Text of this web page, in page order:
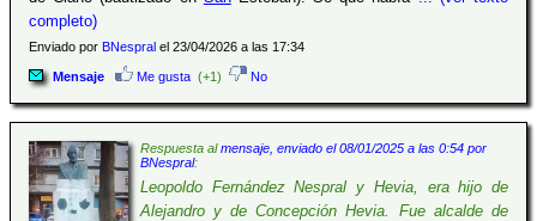
completo)
Enviado por BNespral el 23/04/2026 a las 17:34
Mensaje Me gusta (+1) No
Respuesta almensaje, enviado el 08/01/2025 a las 0:54 por
BNespral:
Leopoldo Fernández Nespral y Hevia, era hijo de
Alejandro y de Concepción Hevia. Fue alcalde de